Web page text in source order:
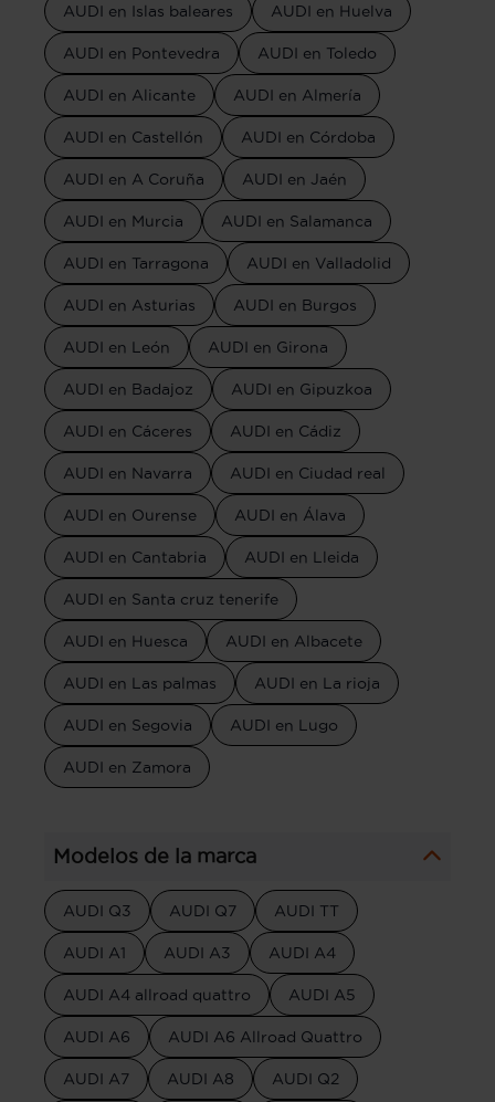
AUDI en Islas baleares AUDI en Huelva
AUDI en Pontevedra AUDI en Toledo
AUDI en Alicante AUDI en Almería
AUDI en Castellón AUDI en Córdoba
AUDI en A Coruña AUDI en Jaén
AUDI en Murcia AUDI en Salamanca
AUDI en Tarragona AUDI en Valladolid
AUDI en Asturias AUDI en Burgos
AUDI en León AUDI en Girona
AUDI en Badajoz AUDI en Gipuzkoa
AUDI en Cáceres AUDI en Cádiz
AUDI en Navarra AUDI en Ciudad real
AUDI en Ourense AUDI en Álava
AUDI en Cantabria AUDI en Lleida
AUDI en Santa cruz tenerife
AUDI en Huesca AUDI en Albacete
AUDI en Las palmas AUDI en La rioja
AUDI en Segovia AUDI en Lugo
AUDI en Zamora
Modelos de la marca
AUDI Q3 AUDI Q7 AUDI TT
AUDI A1 AUDI A3 AUDI A4
AUDI A4 allroad quattro AUDI A5
AUDI A6 AUDI A6 Allroad Quattro
AUDI A7 AUDI A8 AUDI Q2